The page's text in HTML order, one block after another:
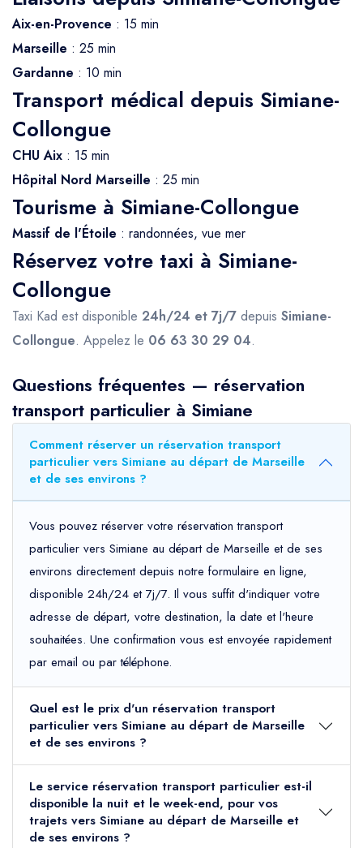
Aix-en-Provence : 15 min
Marseille : 25 min
Gardanne : 10 min
Transport médical depuis Simiane-
Collongue
CHU Aix : 15 min
Hôpital Nord Marseille : 25 min
Tourisme à Simiane-Collongue
Massif de l'Étoile : randonnées, vue mer
Réservez votre taxi à Simiane-
Collongue
Taxi Kad est disponible 24h/24 et 7j/7 depuis Simiane-
Collongue. Appelez le 06 63 30 29 04.
Questions fréquentes — réservation
transport particulier à Simiane
Comment réserver un réservation transport
particulier vers Simiane au départ de Marseille
et de ses environs ?
Vous pouvez réserver votre réservation transport
particulier vers Simiane au départ de Marseille et de ses
environs directement depuis notre formulaire en ligne,
disponible 24h/24 et 7j/7. Il vous suffit d'indiquer votre
adresse de départ, votre destination, la date et l'heure
souhaitées. Une confirmation vous est envoyée rapidement
par email ou par téléphone.
Quel est le prix d'un réservation transport
particulier vers Simiane au départ de Marseille
et de ses environs ?
Le service réservation transport particulier est-il
disponible la nuit et le week-end, pour vos
trajets vers Simiane au départ de Marseille et
de ses environs ?